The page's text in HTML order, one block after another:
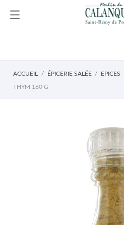
ACCUEIL ÉPICERIE SALÉE EPICES
THYM 160 G